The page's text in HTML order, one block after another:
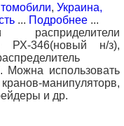
, Украина,
... Подробнее ...
РХ-346(новый н/з),
Можна использовать
манипуляторв,
и др.